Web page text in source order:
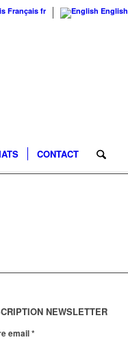
Français fr English
CONTACT
NEWSLETTER
email*